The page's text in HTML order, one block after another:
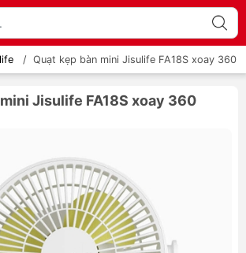
/ Quạt kẹp bàn mini Jisulife FA18S xoay 360
Jisulife FA18S xoay 360